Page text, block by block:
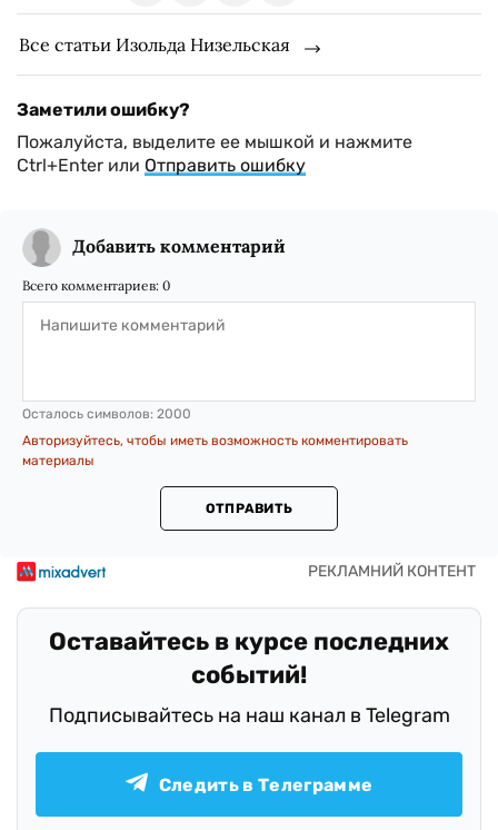
Все статьи Изольда Низельская
Заметили ошибку?
Пожалуйста, выделите ее мышкой и нажмите
Ctrl+Enter или Отправить ошибку
Добавить комментарий
Всего комментариев: 0
Осталось символов: 2000
Авторизуйтесь, чтобы иметь возможность комментировать
материалы
ОТПРАВИТЬ
Оставайтесь в курсе последних
событий!
Подписывайтесь на наш канал в Telegram
Следить в Телеграмме